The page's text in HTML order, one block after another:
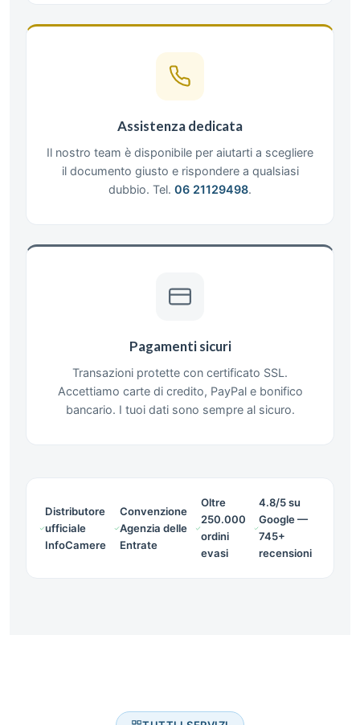
Assistenza dedicata
Il nostro team è disponibile per aiutarti a scegliere
il documento giusto e rispondere a qualsiasi
dubbio. Tel. 06 21129498.
Pagamenti sicuri
Transazioni protette con certificato SSL.
Accettiamo carte di credito, PayPal e bonifico
bancario. I tuoi dati sono sempre al sicuro.
Distributore
ufficiale
InfoCamere
Convenzione
Agenzia delle
Entrate
Oltre
250.000
ordini
evasi
4.8/5 su
Google —
745+
recensioni